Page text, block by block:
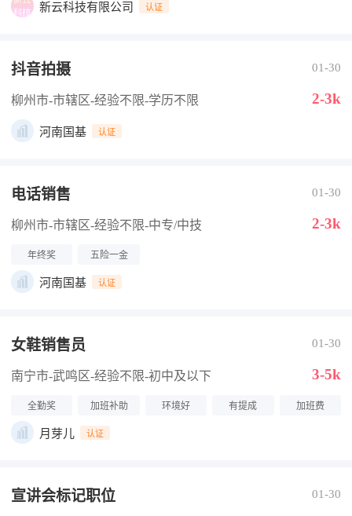
新云科技有限公司 认证
抖音拍摄 01-30
柳州市-市辖区-经验不限-学历不限 2-3k
河南国基 认证
电话销售 01-30
柳州市-市辖区-经验不限-中专/中技 2-3k
年终奖 五险一金
河南国基 认证
女鞋销售员 01-30
南宁市-武鸣区-经验不限-初中及以下 3-5k
全勤奖 加班补助 环境好 有提成 加班费
月芽儿 认证
宣讲会标记职位 01-30